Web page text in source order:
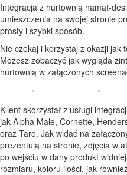
Integracja z hurtownią namat-
umieszczenia na swojej stronie
prosty i szybki sposób.
Nie czekaj i korzystaj z okazji jak
Możesz zobaczyć jak wygląda
hurtownią w załączonych
Klient skorzystał z usługi
jak Alpha Male, Cornette,
oraz Taro. Jak widać na
prezentują na stronie, zdjęcia w
po wejściu w dany produkt
rozmiaru, koloru ilości, jak